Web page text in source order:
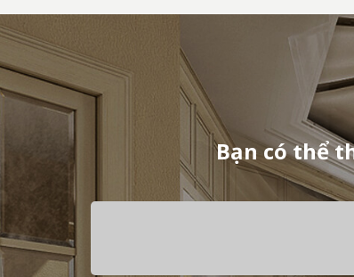
Bạn có thể